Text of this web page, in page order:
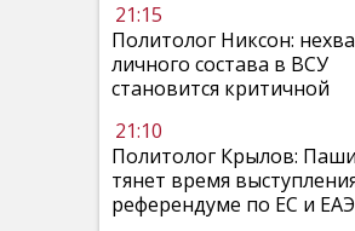
21:15
Политолог Никсон:
личного состава в ВСУ
становится критичной
21:10
Политолог Крылов:
тянет время
референдуме по ЕС и